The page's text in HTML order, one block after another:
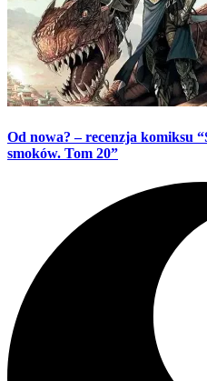
Od nowa? – recenzja komiksu
smoków. Tom 20”